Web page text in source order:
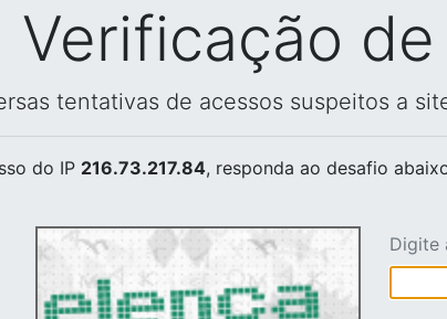
Verificação
tentativas de acessos suspeitos a
do IP 216.73.217.84, responda ao desafio
Digite